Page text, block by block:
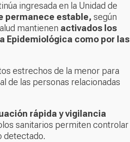
ingresada en la Unidad de
permanece estable, según
mantienen activados los
Epidemiológica como por las
estrechos de la menor para
de las personas relacionadas
rápida y vigilancia
sanitarios permiten controlar
detectado.